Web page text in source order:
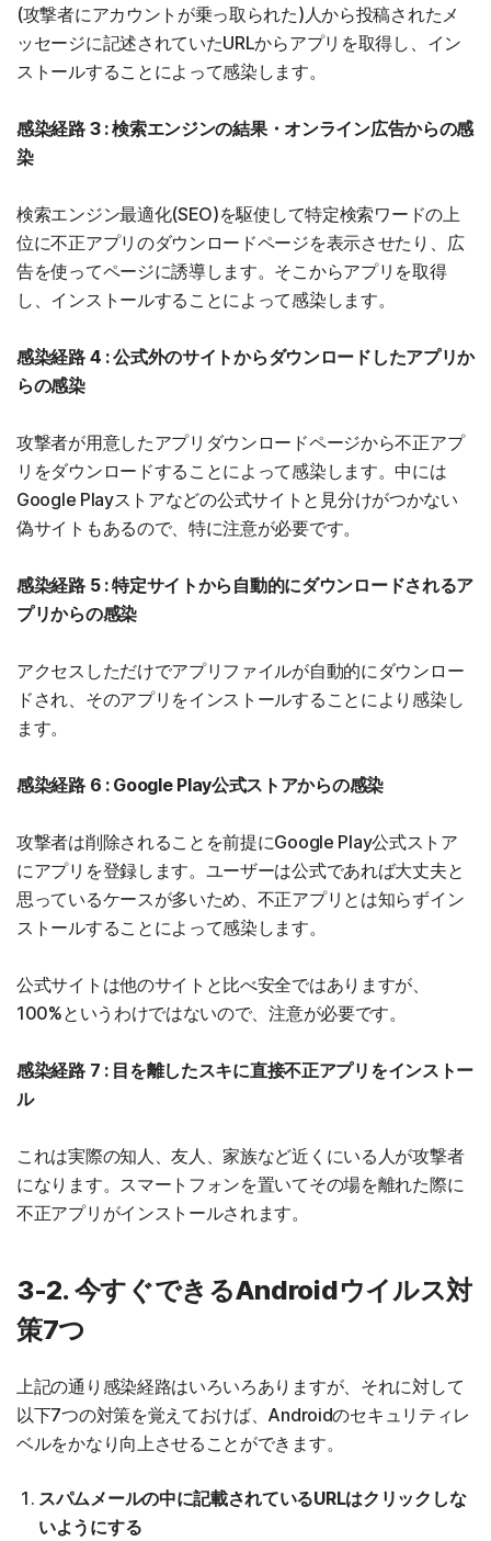
(攻撃者にアカウントが乗っ取られた)人から投稿されたメ
ッセージに記述されていたURLからアプリを取得し、イン
ストールすることによって感染します。
感染経路 3 : 検索エンジンの結果・オンライン広告からの感
染
検索エンジン最適化(SEO)を駆使して特定検索ワードの上
位に不正アプリのダウンロードページを表示させたり、広
告を使ってページに誘導します。そこからアプリを取得
し、インストールすることによって感染します。
感染経路 4 : 公式外のサイトからダウンロードしたアプリか
らの感染
攻撃者が用意したアプリダウンロードページから不正アプ
リをダウンロードすることによって感染します。中には
Google Playストアなどの公式サイトと見分けがつかない
偽サイトもあるので、特に注意が必要です。
感染経路 5 : 特定サイトから自動的にダウンロードされるア
プリからの感染
アクセスしただけでアプリファイルが自動的にダウンロー
ドされ、そのアプリをインストールすることにより感染し
ます。
感染経路 6 : Google Play公式ストアからの感染
攻撃者は削除されることを前提にGoogle Play公式ストア
にアプリを登録します。ユーザーは公式であれば大丈夫と
思っているケースが多いため、不正アプリとは知らずイン
ストールすることによって感染します。
公式サイトは他のサイトと比べ安全ではありますが、
100%というわけではないので、注意が必要です。
感染経路 7 : 目を離したスキに直接不正アプリをインストー
ル
これは実際の知人、友人、家族など近くにいる人が攻撃者
になります。スマートフォンを置いてその場を離れた際に
不正アプリがインストールされます。
3-2. 今すぐできるAndroidウイルス対
策7つ
上記の通り感染経路はいろいろありますが、それに対して
以下7つの対策を覚えておけば、Androidのセキュリティレ
ベルをかなり向上させることができます。
スパムメールの中に記載されているURLはクリックしな
いようにする